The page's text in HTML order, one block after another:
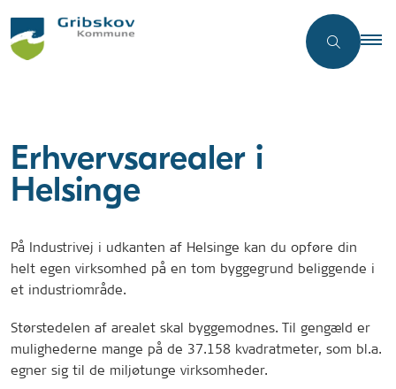
Erhvervsarealer i
Helsinge
På Industrivej i udkanten af Helsinge kan du opføre din
helt egen virksomhed på en tom byggegrund beliggende i
et industriområde.
Størstedelen af arealet skal byggemodnes. Til gengæld er
mulighederne mange på de 37.158 kvadratmeter, som bl.a.
egner sig til de miljøtunge virksomheder.